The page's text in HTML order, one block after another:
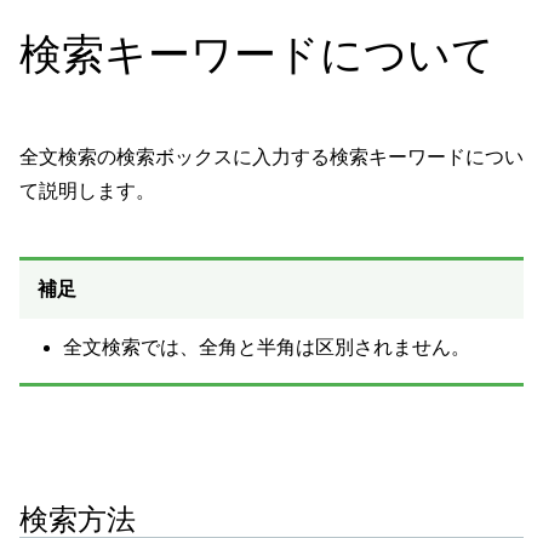
検索キーワードについて
全文検索の検索ボックスに入力する検索キーワードについ
て説明します。
補足
全文検索では、全角と半角は区別されません。
検索方法